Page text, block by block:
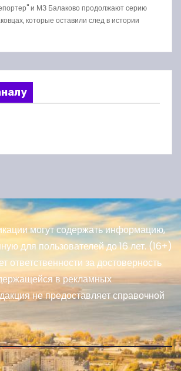
и МЗ Балаково продолжают серию
которые оставили след в истории
могут содержать информацию,
для пользователей до 16 лет. (16+)
ответственности за достоверность
в рекламных
не предоставляет справочной